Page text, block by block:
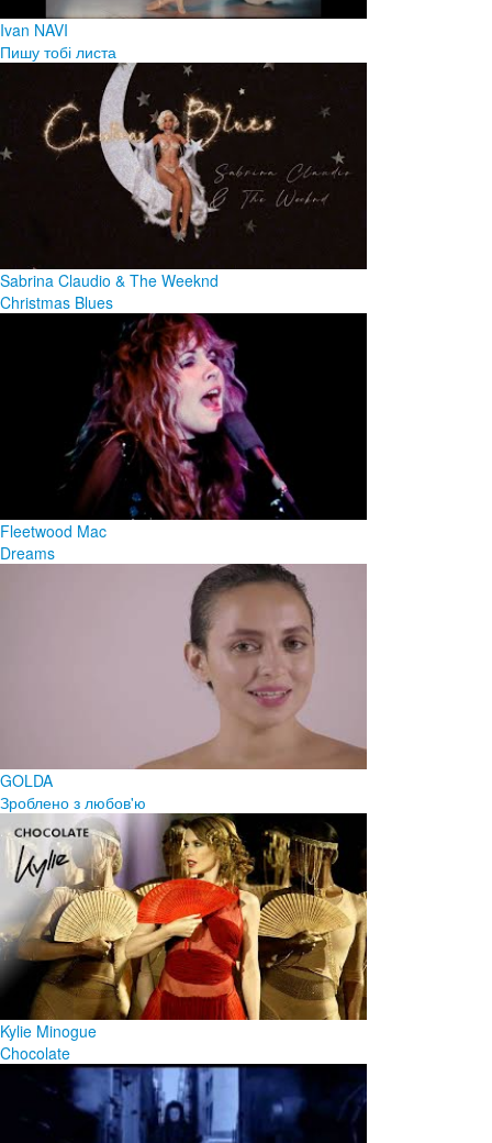
Ivan NAVI
Пишу тобі листа
Sabrina Claudio & The Weeknd
Christmas Blues
Fleetwood Mac
Dreams
GOLDA
Зроблено з любов'ю
Kylie Minogue
Chocolate